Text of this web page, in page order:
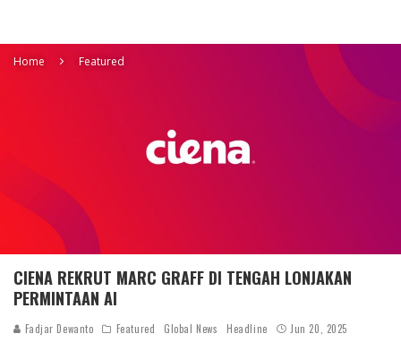
Home Featured
CIENA REKRUT MARC GRAFF DI TENGAH LONJAKAN
PERMINTAAN AI
Fadjar Dewanto Featured Global News Headline Jun 20, 2025